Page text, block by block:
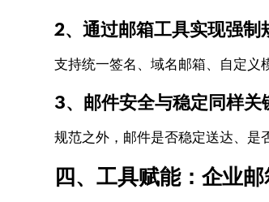
2、通过邮箱工具实现强制
支持统一签名、域名邮箱、自定义
3、邮件安全与稳定同样关
规范之外，邮件是否稳定送达、是
四、工具赋能：企业